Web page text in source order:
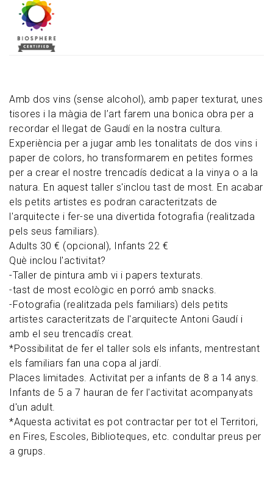
Amb dos vins (sense alcohol), amb paper texturat, unes
tisores i la màgia de l’art farem una bonica obra per a
recordar el llegat de Gaudí en la nostra cultura.
Experiència per a jugar amb les tonalitats de dos vins i
paper de colors, ho transformarem en petites formes
per a crear el nostre trencadís dedicat a la vinya o a la
natura. En aquest taller s'inclou tast de most. En acabar
els petits artistes es podran caracteritzats de
l'arquitecte i fer-se una divertida fotografia (realitzada
pels seus familiars).
Adults 30 € (opcional), Infants 22 €
Què inclou l'activitat?
-Taller de pintura amb vi i papers texturats.
-tast de most ecològic en porró amb snacks.
-Fotografia (realitzada pels familiars) dels petits
artistes caracteritzats de l'arquitecte Antoni Gaudí i
amb el seu trencadís creat.
*Possibilitat de fer el taller sols els infants, mentrestant
els familiars fan una copa al jardí.
Places limitades. Activitat per a infants de 8 a 14 anys.
Infants de 5 a 7 hauran de fer l'activitat acompanyats
d'un adult.
*Aquesta activitat es pot contractar per tot el Territori,
en Fires, Escoles, Biblioteques, etc. condultar preus per
a grups.